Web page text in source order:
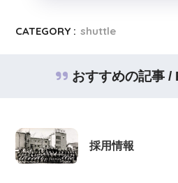
CATEGORY : shuttle
おすすめの記事
採用情報